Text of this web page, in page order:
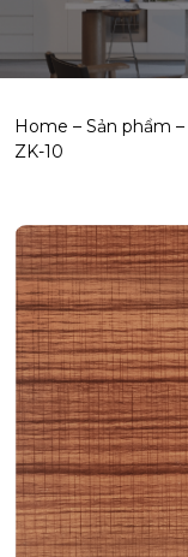
Home – Sản phẩm –
ZK-10